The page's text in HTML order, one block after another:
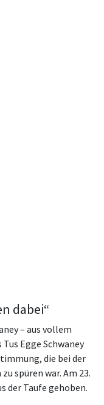
dabei“
– aus vollem
Egge Schwaney
die bei der
spüren war. Am 23.
der Taufe gehoben.